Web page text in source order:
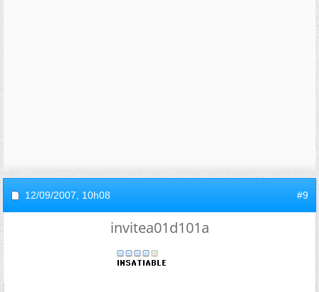
12/09/2007, 10h08 #9
invitea01d101a